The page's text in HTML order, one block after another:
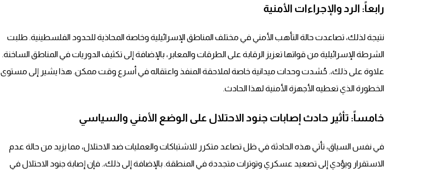
رابعاً: الرد والإجراءات الأمنية
نتيجة لذلك، تصاعدت حالة التأهب الأمني في مختلف المناطق الإسرائيلية وخاصة المحاذية للحدود الفلسطينية. طلبت
الشرطة الإسرائيلية من قواتها تعزيز الرقابة على الطرقات والمعابر، بالإضافة إلى تكثيف الدوريات في المناطق الساخنة.
علاوة على ذلك،. حُشدت وحدات ميدانية خاصة لملاحقة المنفذ واعتقاله في أسرع وقت ممكن. هذا يشير إلى مستوى
الخطورة الذي تعطيه الأجهزة الأمنية لهذا الحادث.
خامساً: تأثير حادث إصابات جنود الاحتلال على الوضع الأمني والسياسي
في نفس السياق، تأتي هذه الحادثة في ظل تصاعد متكرر للاشتباكات والعمليات ضد الاحتلال، مما يزيد من حالة عدم
الاستقرار ويؤدي إلى تصعيد عسكري وتوترات متجددة في المنطقة. بالإضافة إلى ذلك،. فإن إصابة جنود الاحتلال في